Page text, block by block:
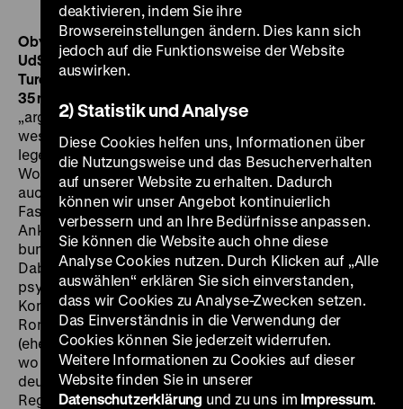
Obyknowenny faschism / Der gewöhnliche Faschismus
UdSSR 1965, R: Michail Romm, B: Michail Romm, Maja
Turowskaja, Juri Chanjutin, K: German Lawrow, 118’ ·
35 mm, westdeutsche Fassung
„argumentiert mit Bildern“, hieß es im Mai 1966 in der
westdeutschen ZeitschriftFilm. Dabei ist Romms
legendäres Werk, in 16 Kapitel gegliedert, ebenso ein
Wortkommentar. Romm, der hier „ich“ sagt, wollte
auch das unscheinbare, das alltägliche Gesicht des
Faschismus zeigen. Er beabsichtigte weniger eine
Anklage als eine Entlarvung – auch der
bundesdeutschen Gegenwart Mitte der 1960er Jahre.
Dabei gehört Bildironie zu den Möglichkeiten seines
psychologisierenden Porträts, das häufig auf
Kontrastmontage setzt. Historische Alltagsbilder fand
Romm nur wenige in den Archiven in Babelsberg
(ehemaliges Reichsfilmarchiv), Polen und in der UdSSR,
wo etwa 2 Millionen Meter Film gesichtet wurden. Den
deutschen Spießer – ihn hatte niemand gefilmt, so der
Regisseur. Später wurde klar, dass dem sehr wohl so
deaktivieren, indem Sie ihre
Browsereinstellungen ändern. Dies kann sich
jedoch auf die Funktionsweise der Website
auswirken.
2) Statistik und Analyse
Diese Cookies helfen uns, Informationen über
die Nutzungsweise und das Besucherverhalten
auf unserer Website zu erhalten. Dadurch
können wir unser Angebot kontinuierlich
verbessern und an Ihre Bedürfnisse anpassen.
Sie können die Website auch ohne diese
Analyse Cookies nutzen. Durch Klicken auf „Alle
auswählen“ erklären Sie sich einverstanden,
dass wir Cookies zu Analyse-Zwecken setzen.
Das Einverständnis in die Verwendung der
Cookies können Sie jederzeit widerrufen.
Weitere Informationen zu Cookies auf dieser
Website finden Sie in unserer
Datenschutzerklärung und zu uns im Impressum.